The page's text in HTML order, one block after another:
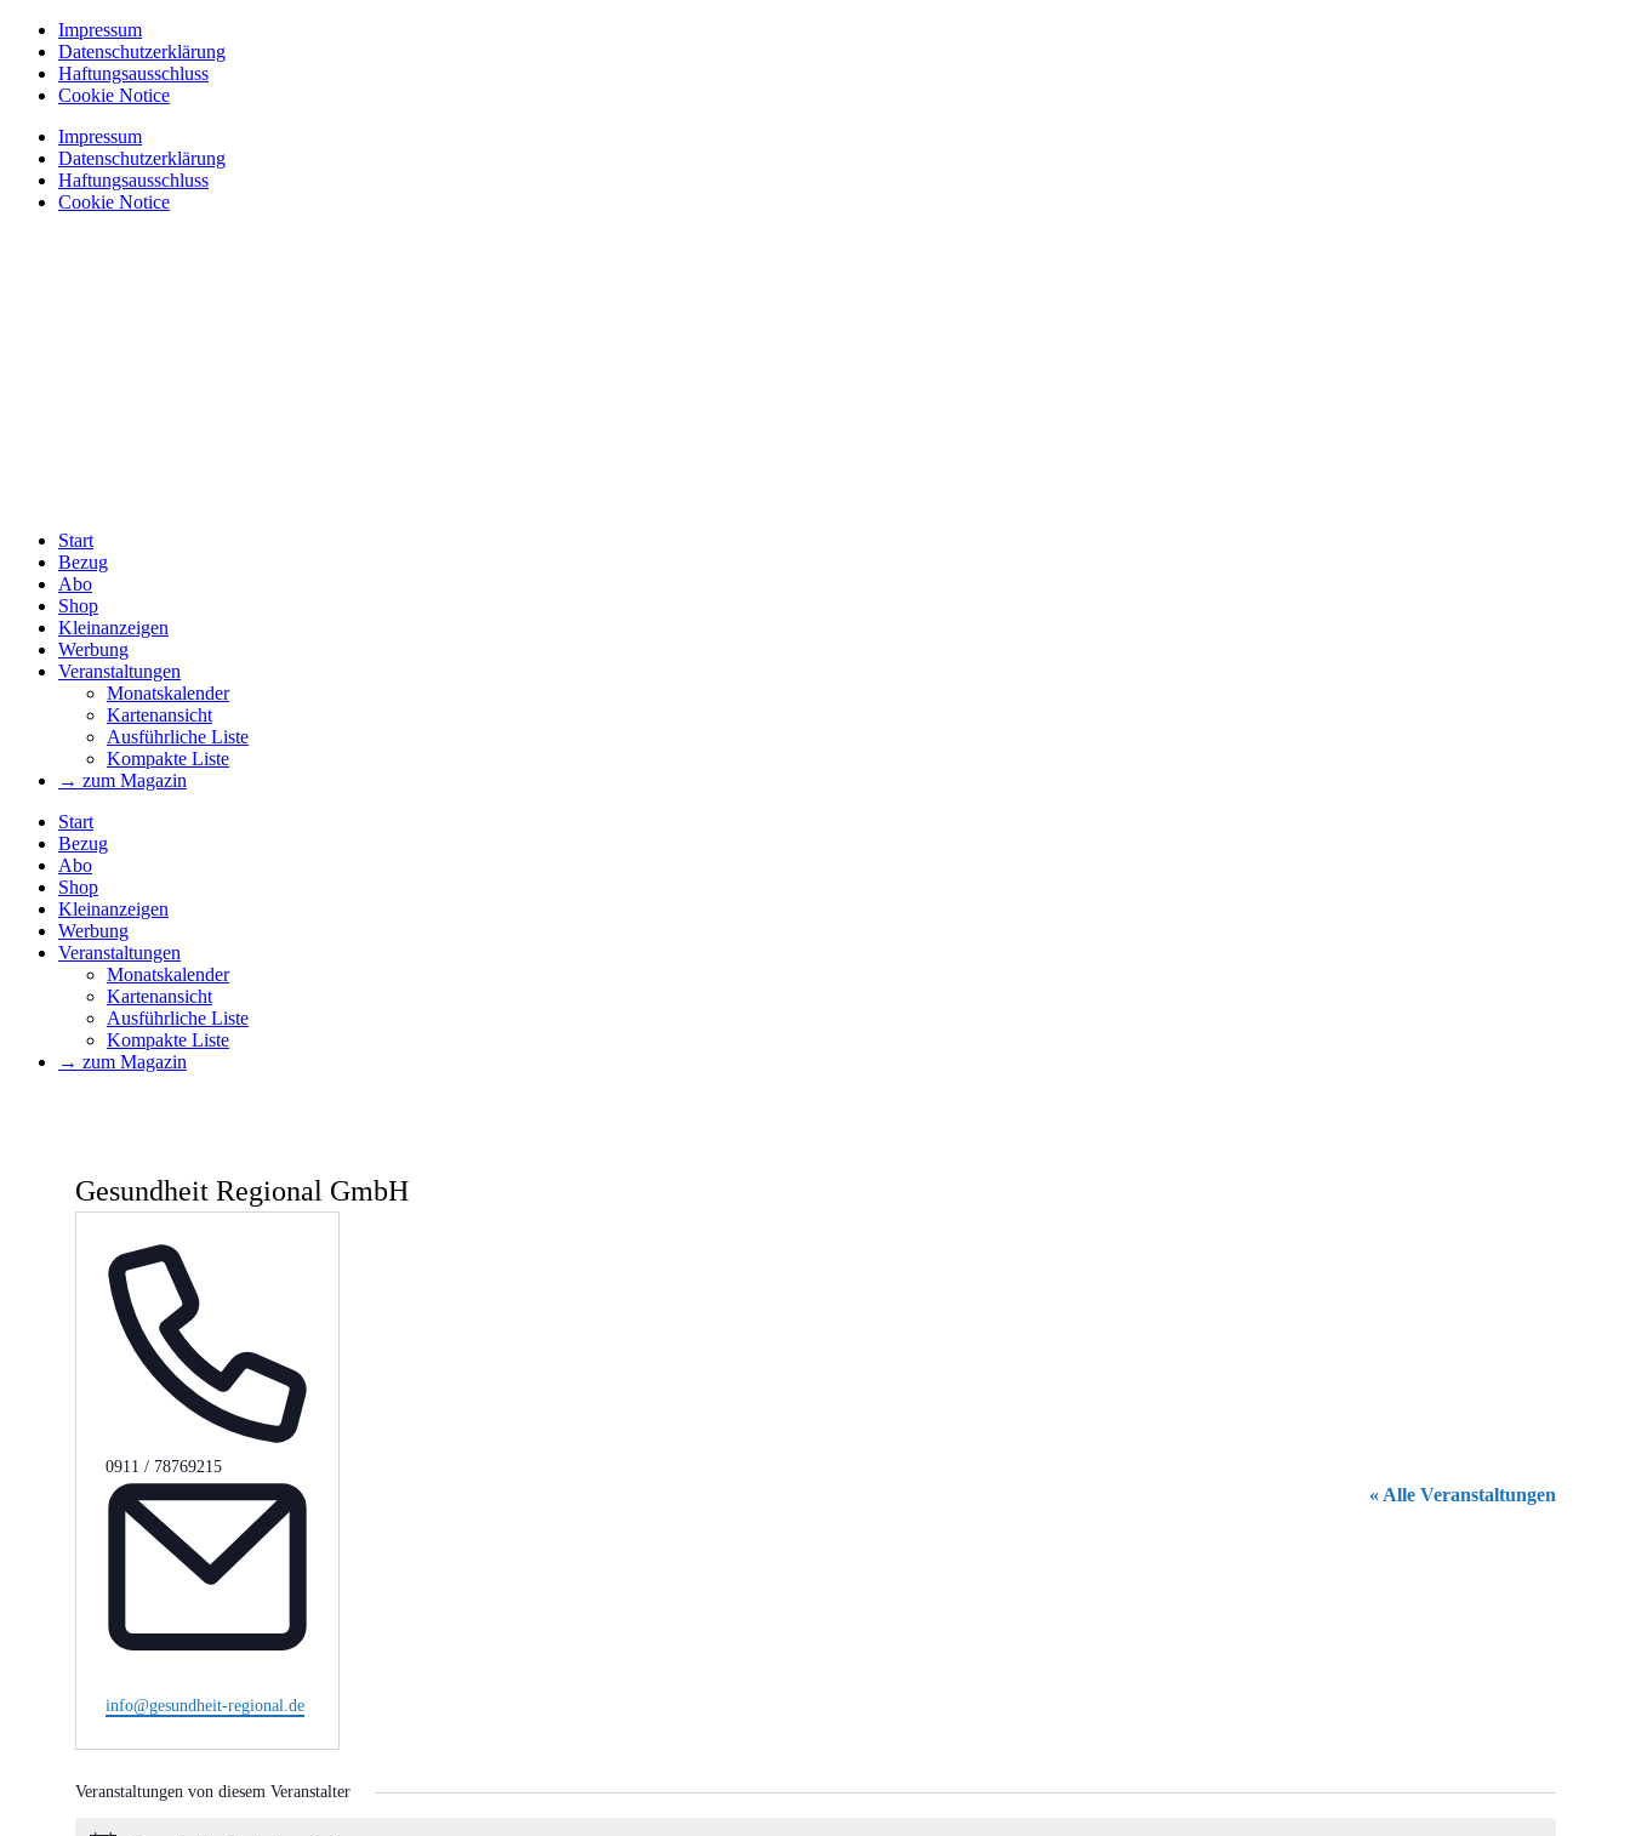
Zum
Inhalt
springen
Impressum
Datenschutzerklärung
Haftungsausschluss
Cookie Notice
Impressum
Datenschutzerklärung
Haftungsausschluss
Cookie Notice
Start
Bezug
Abo
Shop
Kleinanzeigen
Werbung
Veranstaltungen
Monatskalender
Kartenansicht
Ausführliche Liste
Kompakte Liste
→ zum Magazin
Start
Bezug
Abo
Shop
Kleinanzeigen
Werbung
Veranstaltungen
Monatskalender
Kartenansicht
Ausführliche Liste
Kompakte Liste
→ zum Magazin
Gesundheit Regional GmbH
« Alle Veranstaltungen
Telefon
0911 / 78769215
Email
info@gesundheit-regional.de
Veranstaltungen von diesem Veranstalter